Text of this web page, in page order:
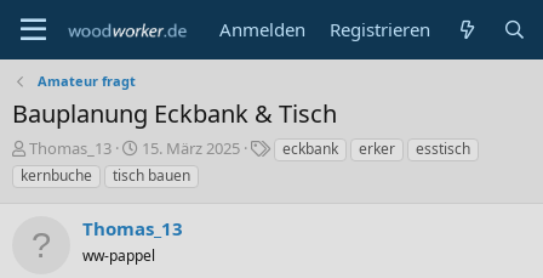
Anmelden Registrieren
Amateur fragt
Bauplanung Eckbank & Tisch
E
r
s
e
Thomas_13
E
r
s
e
l
15. März 2025
Seckbank erker
esstisch
kernbuche
tisch bauen
Thomas_13
ww-pappel